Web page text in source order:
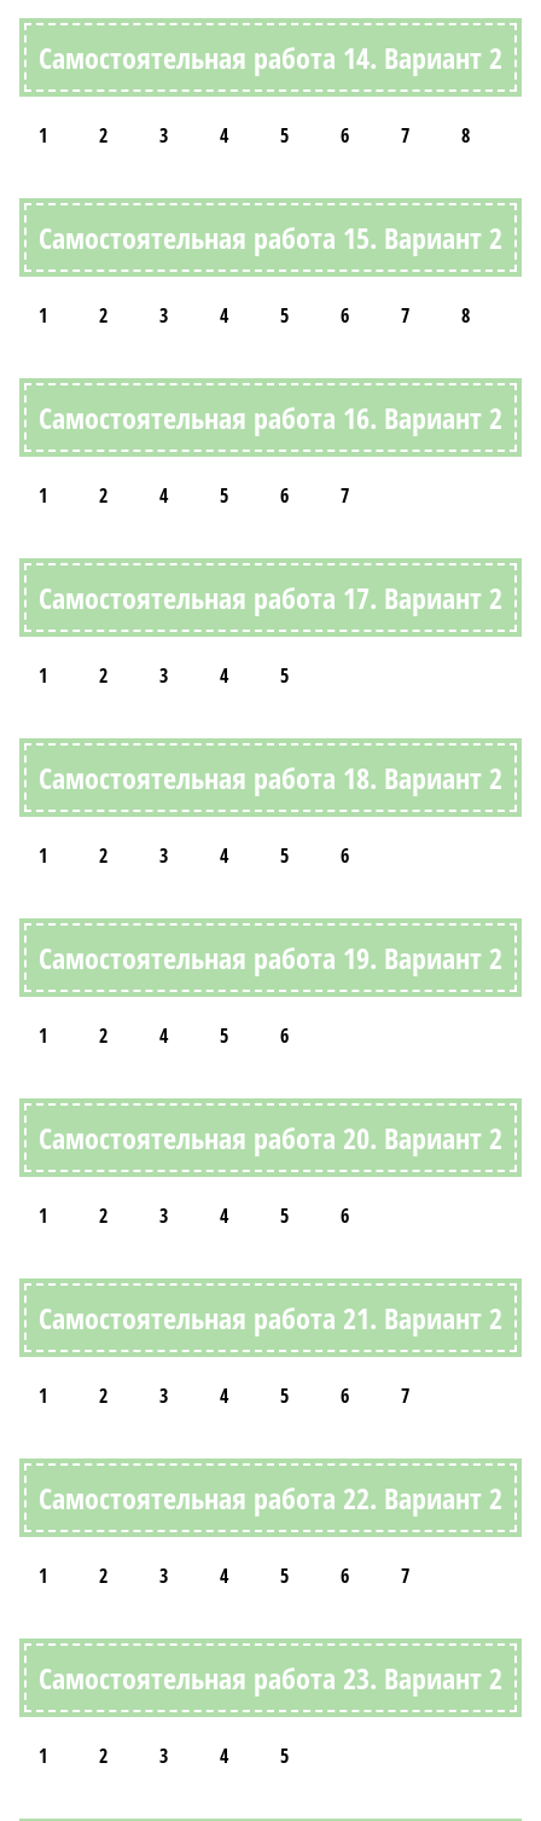
Самостоятельная работа 14. Вариант 2
1 2 3 4 5 6 7 8
Самостоятельная работа 15. Вариант 2
1 2 3 4 5 6 7 8
Самостоятельная работа 16. Вариант 2
1 2 4 5 6 7
Самостоятельная работа 17. Вариант 2
1 2 3 4 5
Самостоятельная работа 18. Вариант 2
1 2 3 4 5 6
Самостоятельная работа 19. Вариант 2
1 2 4 5 6
Самостоятельная работа 20. Вариант 2
1 2 3 4 5 6
Самостоятельная работа 21. Вариант 2
1 2 3 4 5 6 7
Самостоятельная работа 22. Вариант 2
1 2 3 4 5 6 7
Самостоятельная работа 23. Вариант 2
1 2 3 4 5